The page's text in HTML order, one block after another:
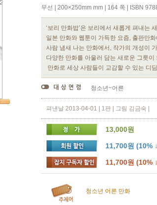
무선 | 200×250mm mm | 164 쪽 | ISBN
‘보리 만화밥’은 보리에서 새롭게 펴내는
일본 만화와 웹툰이 가득한 요즘, 출판만
사람 냄새 나는 만화에서, 작가의 개성이
다양한 만화를 아울러 담는 새로운 그릇이
만화로 세상 사람들이 교감할 수 있는 디
청소년~어른
펴낸날 2013-04-01 | 1판 | 그림 김금숙 |
13,000원
11,700원 (10%
11,700원 (10%
청소년 어른 만화